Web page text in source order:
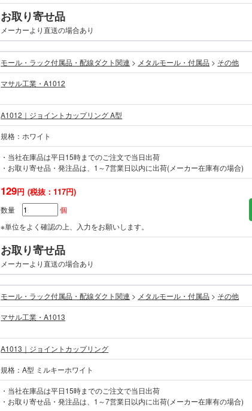
お取り寄せ品
メーカーより直送の場合あり
モール・ラック付属品・配線ダクト関連 > メタルモール・付属品 > その他
マサル工業・A1012
A1012｜ジョイントカップリング A型
規格：ホワイト
・当社在庫品は平日15時までのご注文で当日出荷
・お取り寄せ品・発注品は、1～7営業日以内に出荷(メーカー在庫有の場合)
129円 (税抜：117円)
数量
個
※単位をよく確認の上、入力をお願いします。
お取り寄せ品
メーカーより直送の場合あり
モール・ラック付属品・配線ダクト関連 > メタルモール・付属品 > その他
マサル工業・A1013
A1013｜ジョイントカップリング
規格：A型 ミルキーホワイト
・当社在庫品は平日15時までのご注文で当日出荷
・お取り寄せ品・発注品は、1～7営業日以内に出荷(メーカー在庫有の場合)